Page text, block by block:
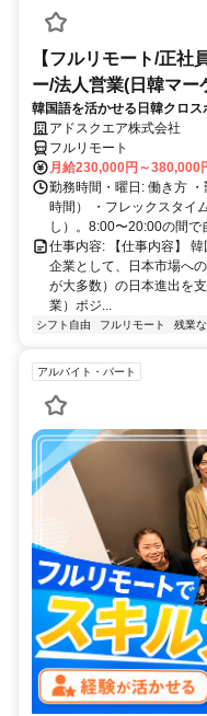
【フルリモート/正社
ー/法人営業(日韓マ
韓国語を活かせる日韓クロ
レックス
アドスクエア株式会社
フルリモート
月給230,000円～380,000
勤務時間・曜日: 働き方
時間） ・フレックスタイ
し）。8:00〜20:00の間で
仕事内容: 【仕事内容】
企業として、日本市場へ
が大多数）の日本進出を
業）ポジ...
シフト自由 フルリモート 残業
アルバイト・パート